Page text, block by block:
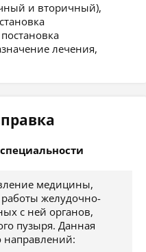
и вторичный),
лечения,
медицины,
желудочно-
с ней органов,
пузыря. Данная
направлений: